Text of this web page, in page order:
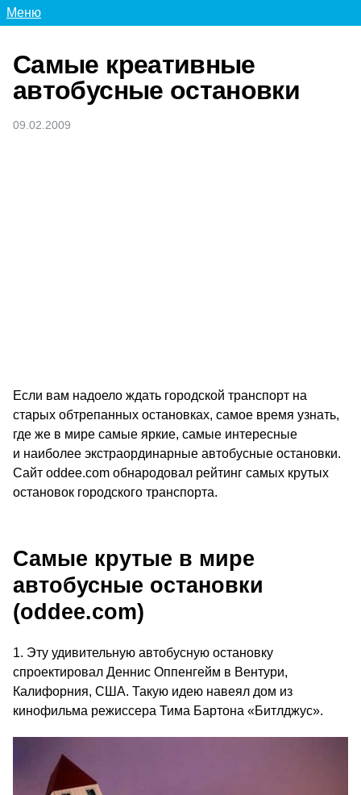
Меню
Самые креативные
автобусные остановки
09.02.2009
Если вам надоело ждать городской транспорт на
старых обтрепанных остановках, самое время узнать,
где же в мире самые яркие, самые интересные
и наиболее экстраординарные автобусные остановки.
Сайт oddee.com обнародовал рейтинг самых крутых
остановок городского транспорта.
Самые крутые в мире
автобусные остановки
(oddee.com)
1. Эту удивительную автобусную остановку
спроектировал Деннис Оппенгейм в Вентури,
Калифорния, США. Такую идею навеял дом из
кинофильма режиссера Тима Бартона «Битлджус».